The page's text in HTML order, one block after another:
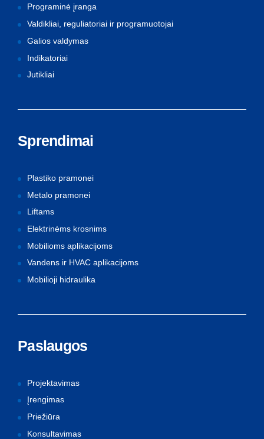
Programinė įranga
Valdikliai, reguliatoriai ir programuotojai
Galios valdymas
Indikatoriai
Jutikliai
Sprendimai
Plastiko pramonei
Metalo pramonei
Liftams
Elektrinėms krosnims
Mobilioms aplikacijoms
Vandens ir HVAC aplikacijoms
Mobilioji hidraulika
Paslaugos
Projektavimas
Įrengimas
Priežiūra
Konsultavimas